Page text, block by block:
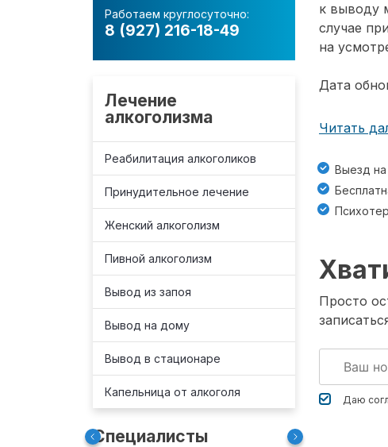
Работаем круглосуточно:
8 (927) 216-18-49
Лечение
алкоголизма
Реабилитация алкоголиков
Принудительное лечение
Женский алкоголизм
Пивной алкоголизм
Вывод из запоя
Вывод на дому
Вывод в стационаре
Капельница от алкоголя
Специалисты
к выводу
случае
на
Дата
Читать
Выезд
Просто
Даю